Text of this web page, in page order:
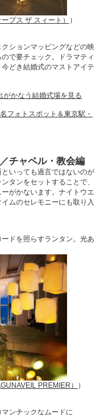
プス ザ スィート） ）
ションマッピングなどの映
で要チェック。ドラマティ
どき結婚式のマストアイテ
がかなう結婚式場を見る
フォトスポット＆東京駅・
チャペル・教会編
いっても過言ではないのが
タンをセットすることで、
がかないます。ナイトウエ
ムのセレモニーにも取り入
ドを照らすランタン。光あ
PREMIER） ）
ンチックなムードに